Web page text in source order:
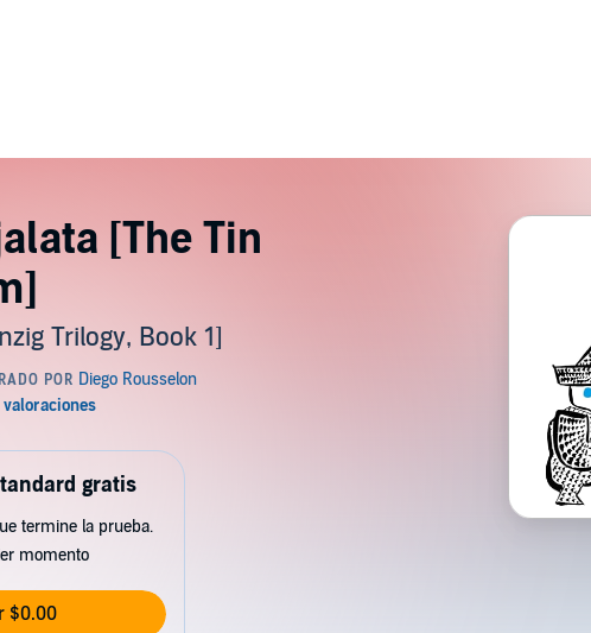
[The Tin
Trilogy, Book 1]
gratis
termine la prueba.
momento
$0.00